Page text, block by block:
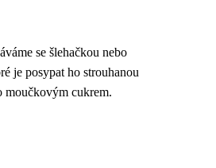
se šlehačkou nebo
je posypat ho strouhanou
moučkovým cukrem.